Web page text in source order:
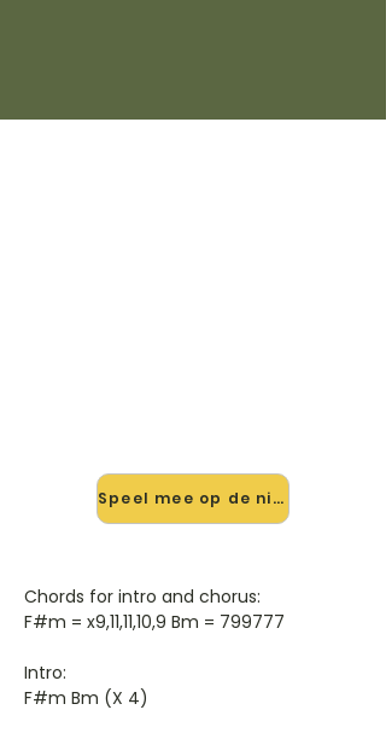
Speel mee op de nieuwe site →
Chords for intro and chorus:
F#m = x9,11,11,10,9 Bm = 799777
Intro:
F#m Bm (X 4)